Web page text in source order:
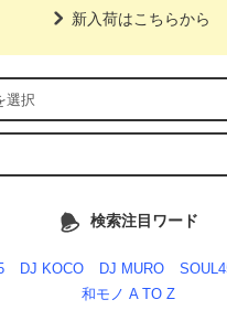
新入荷はこちらから
検索注目ワード
DJ KOCO DJ MURO
和モノ A TO Z